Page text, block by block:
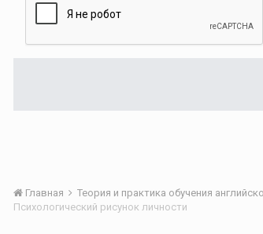
Главная
Психологический рисунок личности